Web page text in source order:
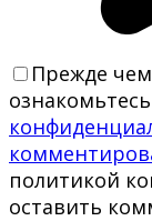
Прежде
политикой
оставить